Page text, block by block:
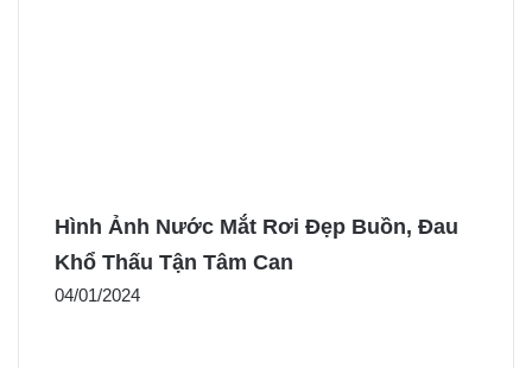
Hình Ảnh Nước Mắt Rơi Đẹp Buồn, Đau
Khổ Thấu Tận Tâm Can
04/01/2024